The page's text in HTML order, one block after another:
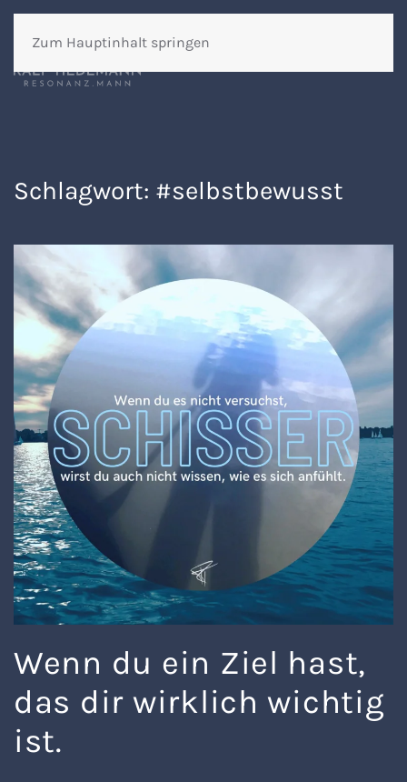
Zum Hauptinhalt springen
Schlagwort: #selbstbewusst
Wenn du ein Ziel hast,
das dir wirklich wichtig
ist.